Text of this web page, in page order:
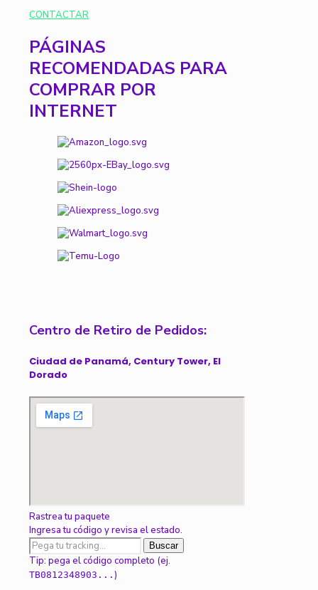
CONTACTAR
PÁGINAS
RECOMENDADAS PARA
COMPRAR POR
INTERNET
Centro de Retiro de Pedidos:
Ciudad de Panamá, Century Tower, El
Dorado
Rastrea tu paquete
Ingresa tu código y revisa el estado.
Buscar
Tip: pega el código completo (ej.
TB0812348903... )